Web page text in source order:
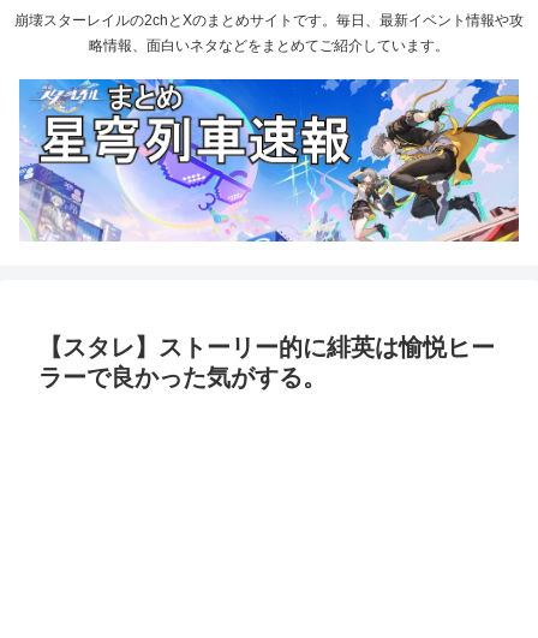
崩壊スターレイルの2chとXのまとめサイトです。毎日、最新イベント情報や攻
略情報、面白いネタなどをまとめてご紹介しています。
【スタレ】ストーリー的に緋英は愉悦ヒー
ラーで良かった気がする。